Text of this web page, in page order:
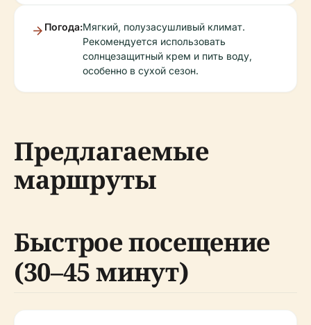
Погода:Мягкий, полузасушливый климат.
Рекомендуется использовать
солнцезащитный крем и пить воду,
особенно в сухой сезон.
Предлагаемые
маршруты
Быстрое посещение
(30–45 минут)